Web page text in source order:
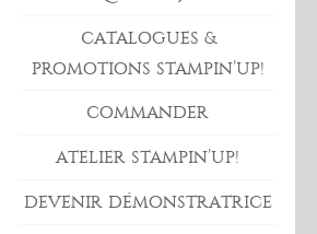
CATALOGUES &
PROMOTIONS STAMPIN’UP!
COMMANDER
ATELIER STAMPIN’UP!
DEVENIR DÉMONSTRATRICE